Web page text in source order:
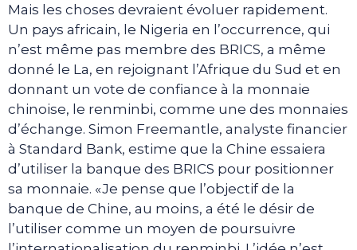
Mais les choses devraient évoluer rapidement.
Un pays africain, le Nigeria en l’occurrence, qui
n’est même pas membre des BRICS, a même
donné le La, en rejoignant l’Afrique du Sud et en
donnant un vote de confiance à la monnaie
chinoise, le renminbi, comme une des monnaies
d’échange. Simon Freemantle, analyste financier
à Standard Bank, estime que la Chine essaiera
d’utiliser la banque des BRICS pour positionner
sa monnaie. «Je pense que l’objectif de la
banque de Chine, au moins, a été le désir de
l’utiliser comme un moyen de poursuivre